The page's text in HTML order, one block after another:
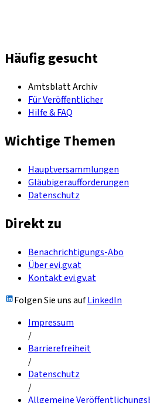
Häufig gesucht
Amtsblatt Archiv
Für Veröffentlicher
Hilfe & FAQ
Wichtige Themen
Hauptversammlungen
Gläubigeraufforderungen
Datenschutz
Direkt zu
Benachrichtigungs-Abo
Über evi.gv.at
Kontakt evi.gv.at
Folgen Sie uns aufLinkedIn
Impressum
/
Barrierefreiheit
/
Datenschutz
/
Allgemeine